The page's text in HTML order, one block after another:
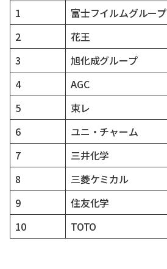
1
富士フイルムグループ
2
花王
3
旭化成グループ
4
AGC
5
東レ
6
ユニ・チャーム
7
三井化学
8
三菱ケミカル
9
住友化学
10
TOTO